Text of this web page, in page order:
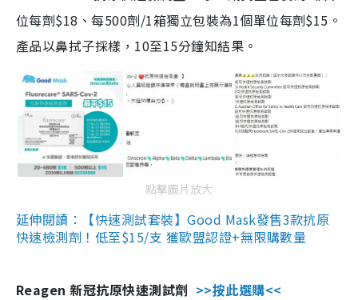
位每劑$18、每500劑/1箱獨立包裝為1個單位每劑$15。
產品以鼻拭子採樣，10至15分鐘知結果。
點擊圖片放大
延伸閱讀：【快速測試套裝】Good Mask發售3款抗原
快速檢測劑！低至$15/支 獲歐盟認證+無限購數量
Reagen 新冠抗原快速測試劑 >>按此選購<<